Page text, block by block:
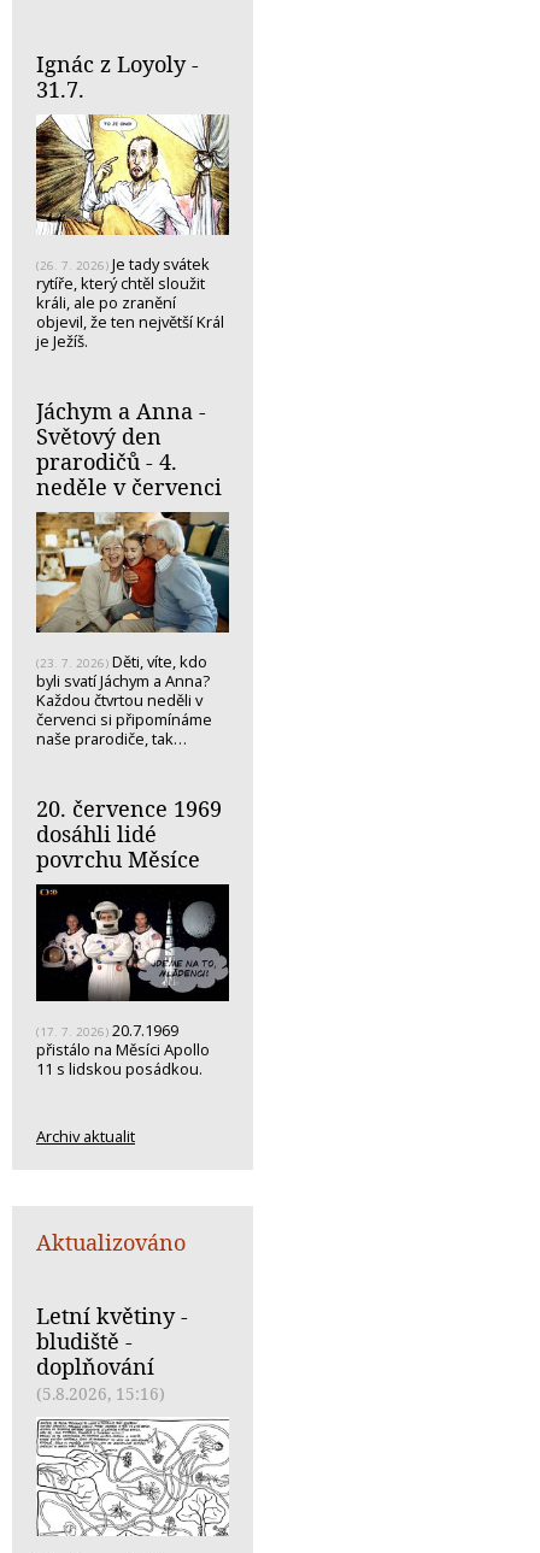
Ignác z Loyoly -
31.7.
(26. 7. 2026) Je tady svátek
rytíře, který chtěl sloužit
králi, ale po zranění
objevil, že ten největší Král
je Ježíš.
Jáchym a Anna -
Světový den
prarodičů - 4.
neděle v červenci
(23. 7. 2026) Děti, víte, kdo
byli svatí Jáchym a Anna?
Každou čtvrtou neděli v
červenci si připomínáme
naše prarodiče, tak…
20. července 1969
dosáhli lidé
povrchu Měsíce
(17. 7. 2026) 20.7.1969
přistálo na Měsíci Apollo
11 s lidskou posádkou.
Archiv aktualit
Aktualizováno
Letní květiny -
bludiště -
doplňování
(5.8.2026, 15:16)